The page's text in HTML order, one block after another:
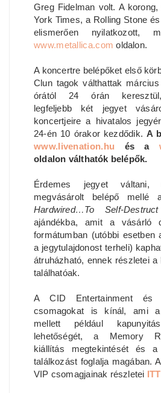
Greg Fidelman volt. A
York Times, a Rolling Stone
elismerően nyilatkozott,
www.metallica.com oldalon.
A koncertre belépőket első
Clun tagok válthattak
órától 24 órán keresztül,
legfeljebb két jegyet
koncertjeire a hivatalos
24-én 10 órakor kezdődik.A
www.livenation.hu és a
oldalon válthatók belépők.
Érdemes jegyet váltani,
megvásárolt belépő mellé
Hardwired…To Self-Destruct
ajándékba, amit a vásárló
formátumban (utóbbi esetben
a jegytulajdonost terheli)
átruházható, ennek részletei a
találhatóak.
A CID Entertainment
csomagokat is kínál, ami
mellett például
lehetőségét, a Memory
kiállítás megtekintését és
találkozást foglalja magában.
VIP csomagjainak részletei ITT